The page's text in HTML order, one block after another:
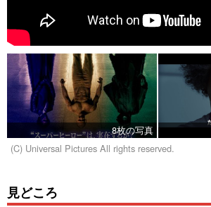
8枚の写真
(C) Universal Pictures All rights reserved.
見どころ